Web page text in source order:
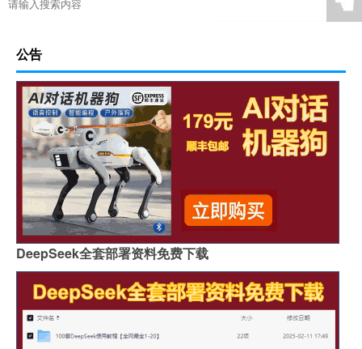
公告
DeepSeek全套部署资料免费下载